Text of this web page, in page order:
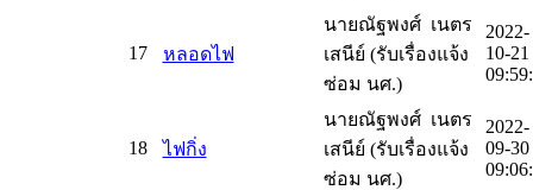
17 หลอดไฟ
นายณัฐพงศ์ เนตร
เสนีย์ (รับเรื่องแจ้ง
ซ่อม นศ.)
2022-
10-21
18 ไฟกิ่ง
นายณัฐพงศ์ เนตร
เสนีย์ (รับเรื่องแจ้ง
ซ่อม นศ.)
2022-
09-30